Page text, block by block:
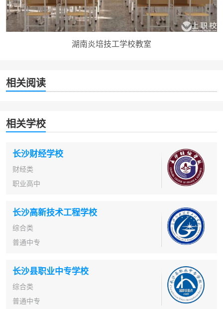
湖南炎培技工学校教室
相关阅读
相关学校
长沙财经学校
财经类
职业高中
长沙高新技术工程学校
综合类
普通中专
长沙县职业中专学校
综合类
普通中专